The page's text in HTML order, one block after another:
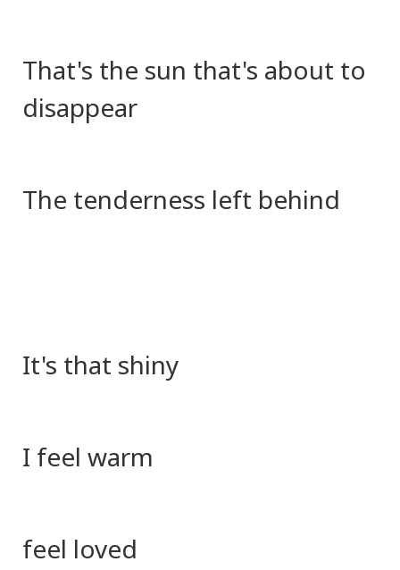
That's the sun that's about to
disappear
The tenderness left behind
It's that shiny
I feel warm
feel loved